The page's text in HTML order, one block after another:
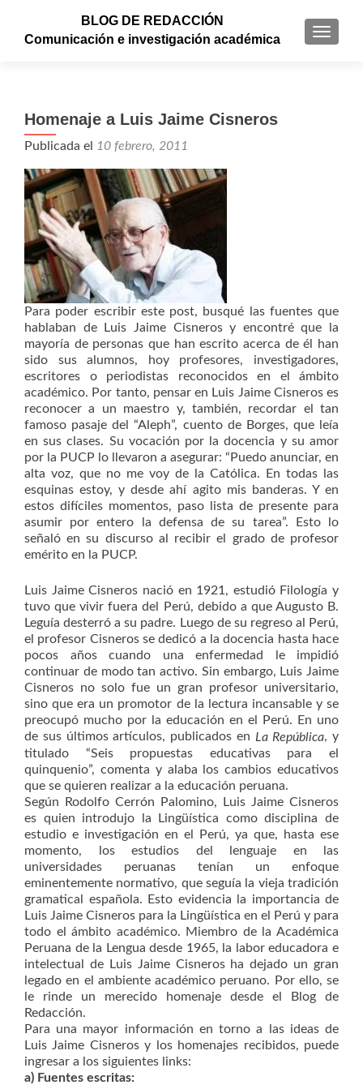
BLOG DE REDACCIÓN
Comunicación e investigación académica
Homenaje a Luis Jaime Cisneros
Publicada el 10 febrero, 2011
Para poder escribir este post, busqué las fuentes que
hablaban de Luis Jaime Cisneros y encontré que la
mayoría de personas que han escrito acerca de él han
sido sus alumnos, hoy profesores, investigadores,
escritores o periodistas reconocidos en el ámbito
académico. Por tanto, pensar en Luis Jaime Cisneros es
reconocer a un maestro y, también, recordar el tan
famoso pasaje del “Aleph”, cuento de Borges, que leía
en sus clases. Su vocación por la docencia y su amor
por la PUCP lo llevaron a asegurar: “Puedo anunciar, en
alta voz, que no me voy de la Católica. En todas las
esquinas estoy, y desde ahí agito mis banderas. Y en
estos difíciles momentos, paso lista de presente para
asumir por entero la defensa de su tarea”. Esto lo
señaló en su discurso al recibir el grado de profesor
emérito en la PUCP.
Luis Jaime Cisneros nació en 1921, estudió Filología y
tuvo que vivir fuera del Perú, debido a que Augusto B.
Leguía desterró a su padre. Luego de su regreso al Perú,
el profesor Cisneros se dedicó a la docencia hasta hace
pocos años cuando una enfermedad le impidió
continuar de modo tan activo. Sin embargo, Luis Jaime
Cisneros no solo fue un gran profesor universitario,
sino que era un promotor de la lectura incansable y se
preocupó mucho por la educación en el Perú. En uno
de sus últimos artículos, publicados en La República, y
titulado “Seis propuestas educativas para el
quinquenio”, comenta y alaba los cambios educativos
que se quieren realizar a la educación peruana.
Según Rodolfo Cerrón Palomino, Luis Jaime Cisneros
es quien introdujo la Lingüística como disciplina de
estudio e investigación en el Perú, ya que, hasta ese
momento, los estudios del lenguaje en las
universidades peruanas tenían un enfoque
eminentemente normativo, que seguía la vieja tradición
gramatical española. Esto evidencia la importancia de
Luis Jaime Cisneros para la Lingüística en el Perú y para
todo el ámbito académico. Miembro de la Académica
Peruana de la Lengua desde 1965, la labor educadora e
intelectual de Luis Jaime Cisneros ha dejado un gran
legado en el ambiente académico peruano. Por ello, se
le rinde un merecido homenaje desde el Blog de
Redacción.
Para una mayor información en torno a las ideas de
Luis Jaime Cisneros y los homenajes recibidos, puede
ingresar a los siguientes links:
a) Fuentes escritas: